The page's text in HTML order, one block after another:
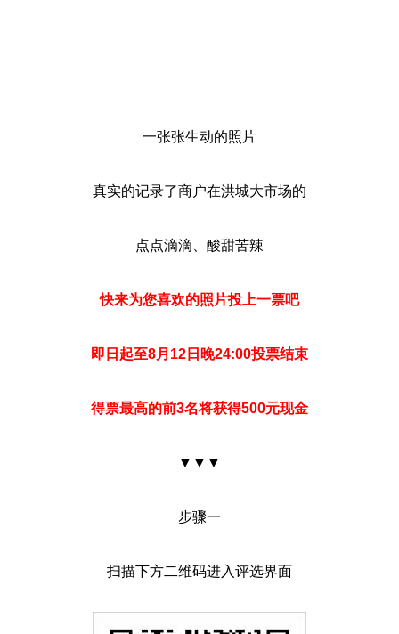
一张张生动的照片
真实的记录了商户在洪城大市场的
点点滴滴、酸甜苦辣
快来为您喜欢的照片投上一票吧
即日起至8月12日晚24:00投票结束
得票最高的前3名将获得500元现金
▼▼▼
步骤一
扫描下方二维码进入评选界面